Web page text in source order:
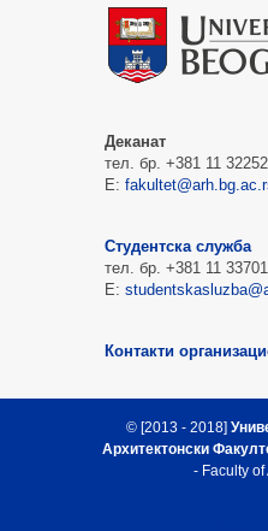
Деканат
тел. бр. +381 11
Е:
Студентска служба
тел. бр. +381 11
Е:
Контакти
© [2013 - 2018]
Архитектонски
- Faculty of